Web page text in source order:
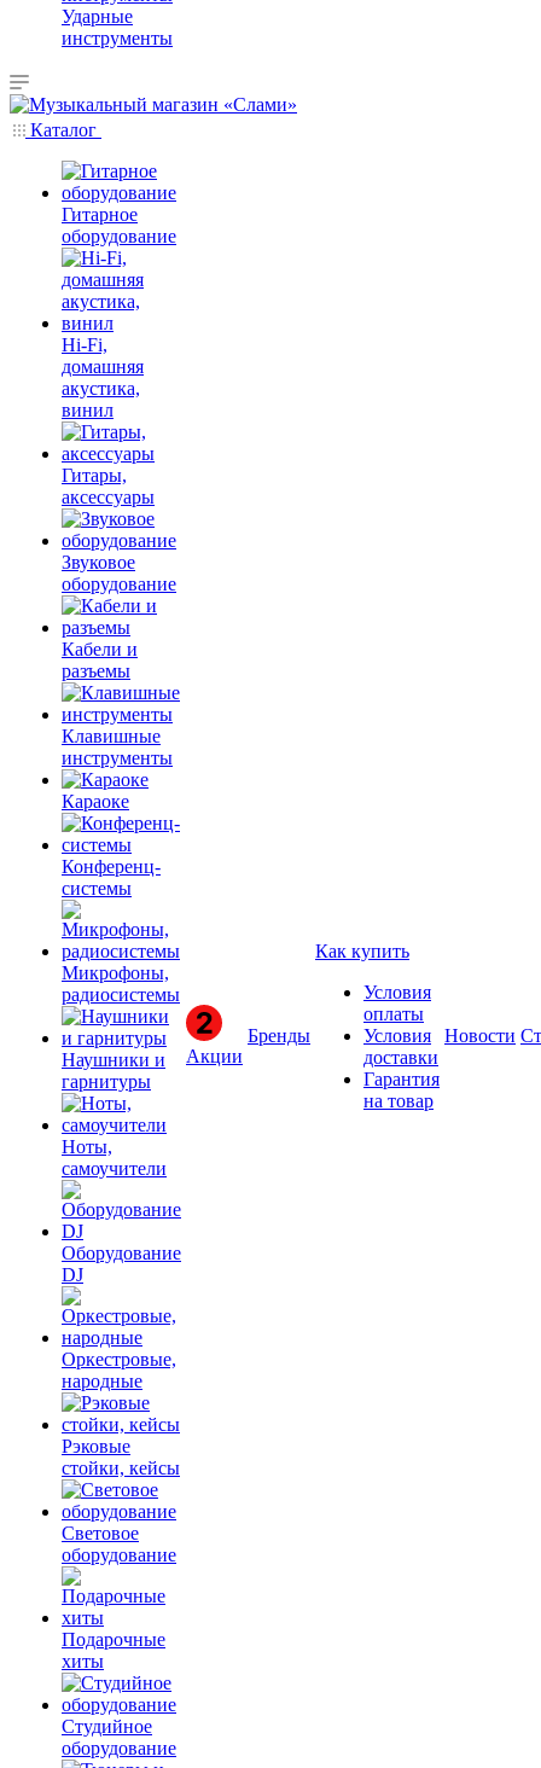
Ударные
инструменты
Каталог
Гитарное
оборудование
Hi-Fi,
домашняя
акустика,
винил
Гитары,
аксессуары
Звуковое
оборудование
Кабели и
разъемы
Клавишные
инструменты
Караоке
Конференц-
системы
Микрофоны,
радиосистемы
Наушники и
гарнитуры
Ноты,
самоучители
Оборудование
DJ
Оркестровые,
народные
Рэковые
стойки, кейсы
Световое
оборудование
Подарочные
хиты
Студийное
оборудование
Акции
Бренды
Как купить
Условия
оплаты
Условия
доставки
Гарантия
на товар
Новости